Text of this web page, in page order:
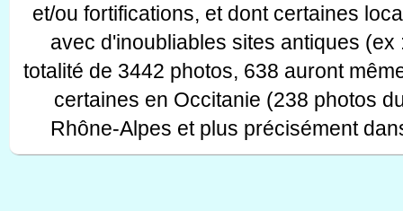
et/ou fortifications, et dont certaines
avec d'inoubliables sites antiques
totalité de 3442 photos, 638 auront
certaines en Occitanie (238 photos
Rhône-Alpes et plus précisément